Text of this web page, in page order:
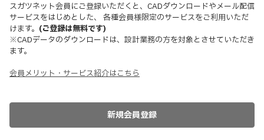
スガツネット会員にご登録いただくと、CADダウンロードやメール配信
サービスをはじめとした、 各種会員様限定のサービスをご利用いただ
けます。 (ご登録は無料です)
※CADデータのダウンロードは、設計業務の方を対象とさせていただき
ます。
会員メリット・サービス紹介はこちら